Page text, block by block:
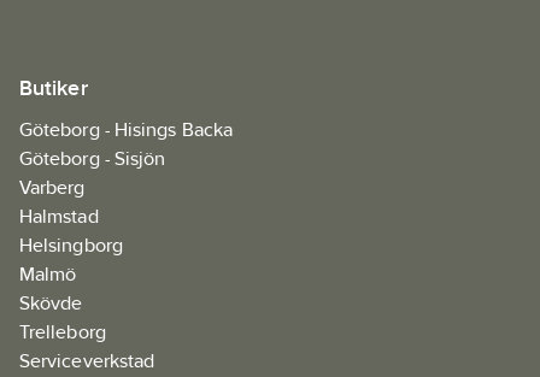
Butiker
Göteborg - Hisings Backa
Göteborg - Sisjön
Varberg
Halmstad
Helsingborg
Malmö
Skövde
Trelleborg
Serviceverkstad